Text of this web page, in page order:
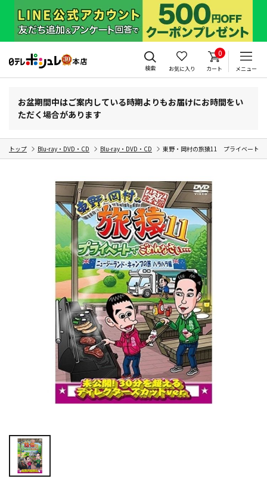
検索 お気に入り
0
カート メニュー
お盆期間中はご案内している時期よりもお届けにお時間をい
ただく場合があります
トップ Blu-ray・DVD・CD Blu-ray・DVD・CD 東野・岡村の旅猿11 プライベート